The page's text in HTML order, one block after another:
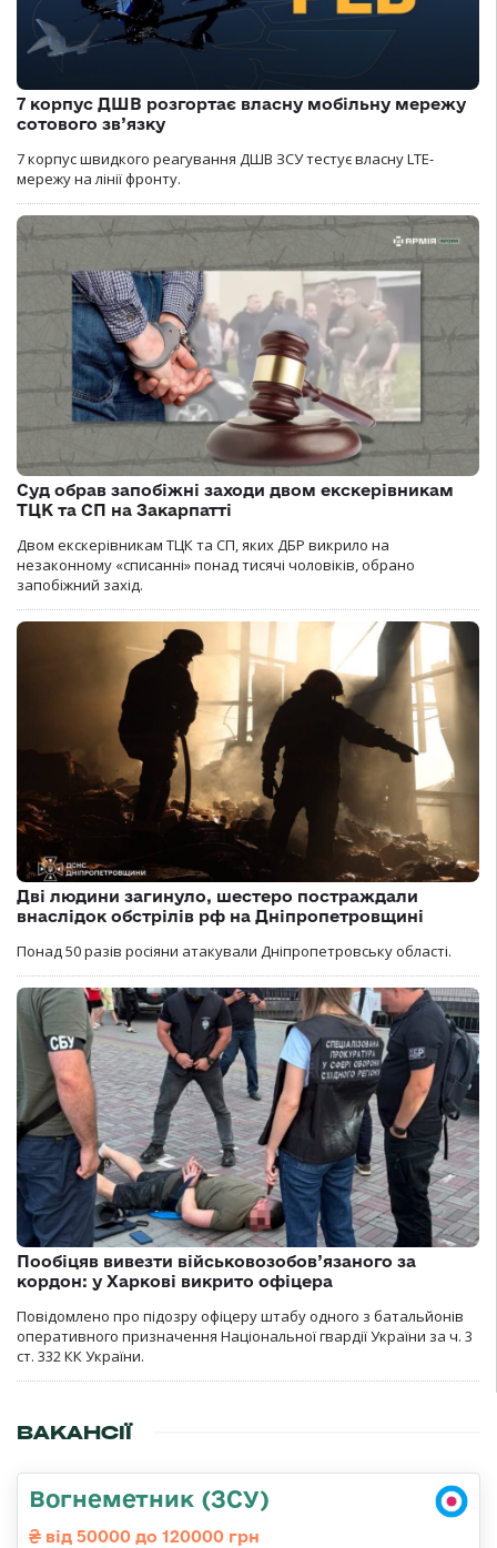
7 корпус ДШВ розгортає власну мобільну мережу
сотового зв’язку
7 корпус швидкого реагування ДШВ ЗСУ тестує власну LTE-
мережу на лінії фронту.
Суд обрав запобіжні заходи двом екскерівникам
ТЦК та СП на Закарпатті
Двом екскерівникам ТЦК та СП, яких ДБР викрило на
незаконному «списанні» понад тисячі чоловіків, обрано
запобіжний захід.
Дві людини загинуло, шестеро постраждали
внаслідок обстрілів рф на Дніпропетровщині
Понад 50 разів росіяни атакували Дніпропетровську області.
Пообіцяв вивезти військовозобов’язаного за
кордон: у Харкові викрито офіцера
Повідомлено про підозру офіцеру штабу одного з батальйонів
оперативного призначення Національної гвардії України за ч. 3
ст. 332 КК України.
ВАКАНСІЇ
Вогнеметник (ЗСУ)
від 50000 до 120000 грн